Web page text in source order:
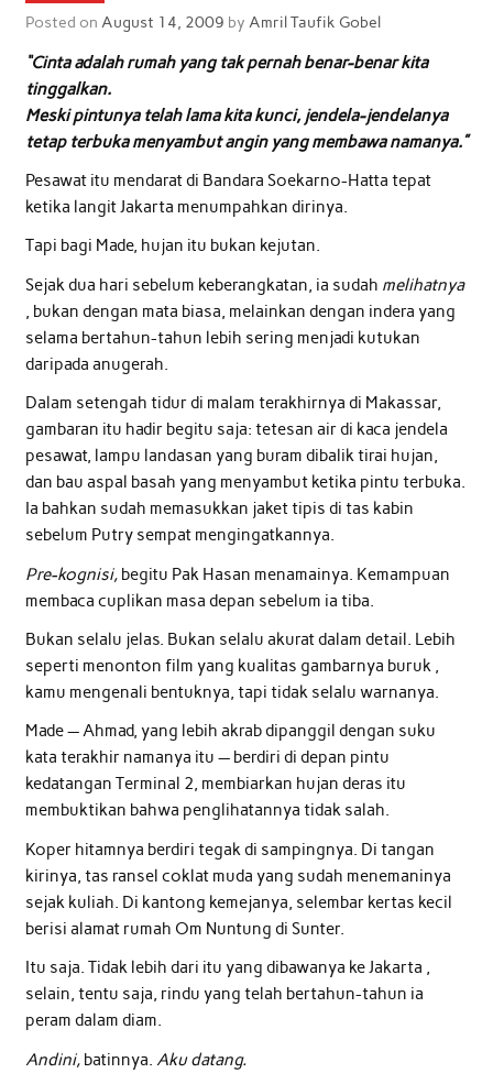
Posted on August 14, 2009 by Amril Taufik Gobel
“Cinta adalah rumah yang tak pernah benar-benar kita
tinggalkan.
Meski pintunya telah lama kita kunci, jendela-jendelanya
tetap terbuka menyambut angin yang membawa namanya.”
Pesawat itu mendarat di Bandara Soekarno-Hatta tepat
ketika langit Jakarta menumpahkan dirinya.
Tapi bagi Made, hujan itu bukan kejutan.
Sejak dua hari sebelum keberangkatan, ia sudah melihatnya
, bukan dengan mata biasa, melainkan dengan indera yang
selama bertahun-tahun lebih sering menjadi kutukan
daripada anugerah.
Dalam setengah tidur di malam terakhirnya di Makassar,
gambaran itu hadir begitu saja: tetesan air di kaca jendela
pesawat, lampu landasan yang buram dibalik tirai hujan,
dan bau aspal basah yang menyambut ketika pintu terbuka.
Ia bahkan sudah memasukkan jaket tipis di tas kabin
sebelum Putry sempat mengingatkannya.
Pre-kognisi,begitu Pak Hasan menamainya. Kemampuan
membaca cuplikan masa depan sebelum ia tiba.
Bukan selalu jelas. Bukan selalu akurat dalam detail. Lebih
seperti menonton film yang kualitas gambarnya buruk ,
kamu mengenali bentuknya, tapi tidak selalu warnanya.
Made — Ahmad, yang lebih akrab dipanggil dengan suku
kata terakhir namanya itu — berdiri di depan pintu
kedatangan Terminal 2, membiarkan hujan deras itu
membuktikan bahwa penglihatannya tidak salah.
Koper hitamnya berdiri tegak di sampingnya. Di tangan
kirinya, tas ransel coklat muda yang sudah menemaninya
sejak kuliah. Di kantong kemejanya, selembar kertas kecil
berisi alamat rumah Om Nuntung di Sunter.
Itu saja. Tidak lebih dari itu yang dibawanya ke Jakarta ,
selain, tentu saja, rindu yang telah bertahun-tahun ia
peram dalam diam.
Andini,batinnya. Aku datang.